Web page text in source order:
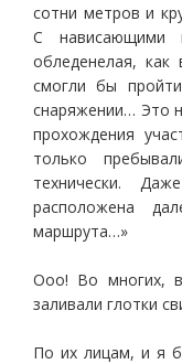
сотни метров и
С нависающими
обледенелая,
смогли бы
снаряжении… Это
прохождения
только
технически.
расположена
маршрута…»
Ооо! Во многих,
заливали глотки
По их лицам, и я